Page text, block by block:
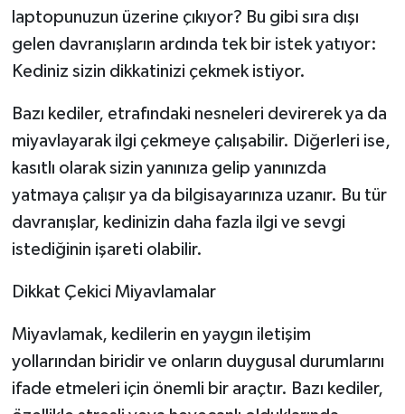
laptopunuzun üzerine çıkıyor? Bu gibi sıra dışı
gelen davranışların ardında tek bir istek yatıyor:
Kediniz sizin dikkatinizi çekmek istiyor.
Bazı kediler, etrafındaki nesneleri devirerek ya da
miyavlayarak ilgi çekmeye çalışabilir. Diğerleri ise,
kasıtlı olarak sizin yanınıza gelip yanınızda
yatmaya çalışır ya da bilgisayarınıza uzanır. Bu tür
davranışlar, kedinizin daha fazla ilgi ve sevgi
istediğinin işareti olabilir.
Dikkat Çekici Miyavlamalar
Miyavlamak, kedilerin en yaygın iletişim
yollarından biridir ve onların duygusal durumlarını
ifade etmeleri için önemli bir araçtır. Bazı kediler,